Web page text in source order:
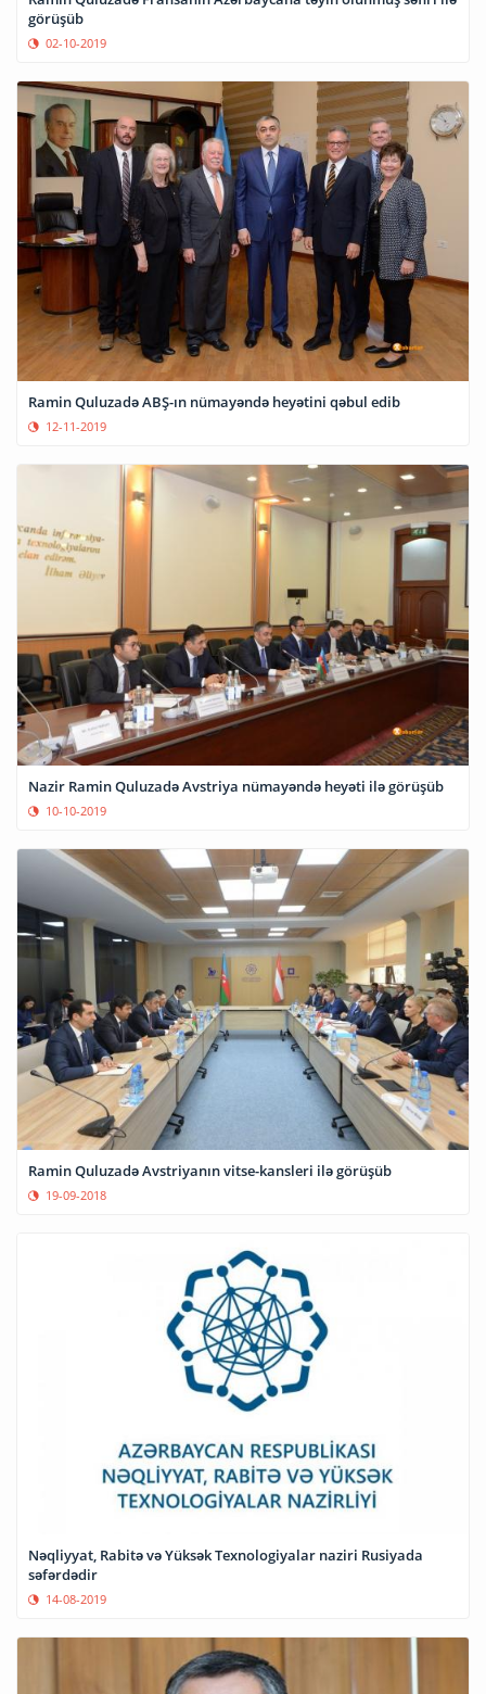
görüşüb
02-10-2019
Ramin Quluzadə ABŞ-ın nümayəndə heyətini qəbul edib
12-11-2019
Nazir Ramin Quluzadə Avstriya nümayəndə heyəti ilə görüşüb
10-10-2019
Ramin Quluzadə Avstriyanın vitse-kansleri ilə görüşüb
19-09-2018
Nəqliyyat, Rabitə və Yüksək Texnologiyalar naziri Rusiyada
səfərdədir
14-08-2019